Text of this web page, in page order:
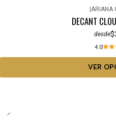
ARIANA
DECANT
desde
4.0
VER